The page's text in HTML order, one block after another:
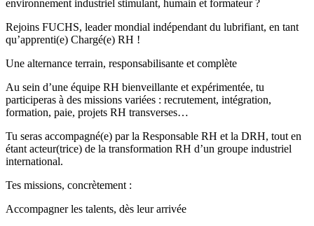
environnement industriel stimulant, humain et formateur ?
Rejoins FUCHS, leader mondial indépendant du lubrifiant, en tant
qu’apprenti(e) Chargé(e) RH !
Une alternance terrain, responsabilisante et complète
Au sein d’une équipe RH bienveillante et expérimentée, tu
participeras à des missions variées : recrutement, intégration,
formation, paie, projets RH transverses…
Tu seras accompagné(e) par la Responsable RH et la DRH, tout en
étant acteur(trice) de la transformation RH d’un groupe industriel
international.
Tes missions, concrètement :
Accompagner les talents, dès leur arrivée